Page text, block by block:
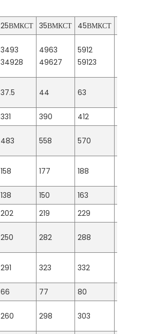
25ВМКСТ 35ВМКСТ 45ВМКСТ
3493
34928
4963
49627
5912
59123
37.5 44 63
331 390 412
483 558 570
158 177 188
138 150 163
202 219 229
250 282 288
291 323 332
66 77 80
260 298 303